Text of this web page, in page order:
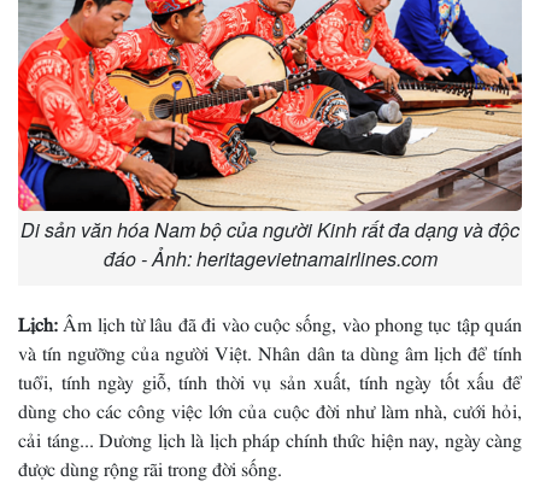
Di sản văn hóa Nam bộ của người Kinh rất đa dạng và độc
đáo - Ảnh: heritagevietnamairlines.com
Lịch: Âm lịch từ lâu đã đi vào cuộc sống, vào phong tục tập quán
và tín ngưỡng của người Việt. Nhân dân ta dùng âm lịch để tính
tuổi, tính ngày giỗ, tính thời vụ sản xuất, tính ngày tốt xấu để
dùng cho các công việc lớn của cuộc đời như làm nhà, cưới hỏi,
cải táng... Dương lịch là lịch pháp chính thức hiện nay, ngày càng
được dùng rộng rãi trong đời sống.